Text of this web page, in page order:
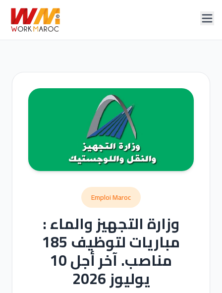
Emploi Maroc
وزارة التجهيز والماء :
مباريات لتوظيف 185
مناصب. آخر أجل 10
يوليوز 2026